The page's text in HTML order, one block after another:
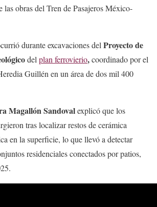
las obras del Tren de Pasajeros México-
durante excavaciones del Proyecto de
del plan ferrovierio,coordinado por el
Guillén en un área de dos mil 400
Magallón Sandovalexplicó que los
tras localizar restos de cerámica
en la superficie, lo que llevó a detectar
residenciales conectados por patios,